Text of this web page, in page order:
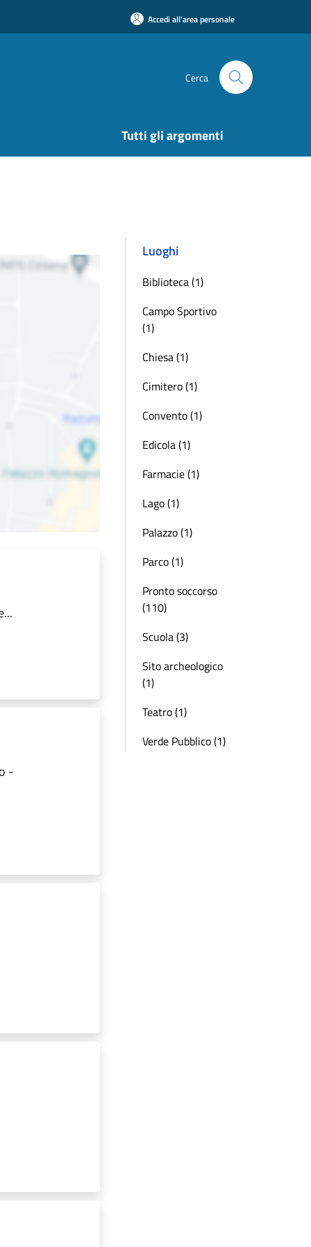
Accedi all'area personale
Cerca
Tutti gli argomenti
-
Luoghi
Biblioteca (1)
Campo Sportivo
(1)
Chiesa (1)
Cimitero (1)
Convento (1)
Edicola (1)
Farmacie (1)
Lago (1)
Palazzo (1)
Parco (1)
Pronto soccorso
(110)
Scuola (3)
Sito archeologico
(1)
Teatro (1)
Verde Pubblico (1)